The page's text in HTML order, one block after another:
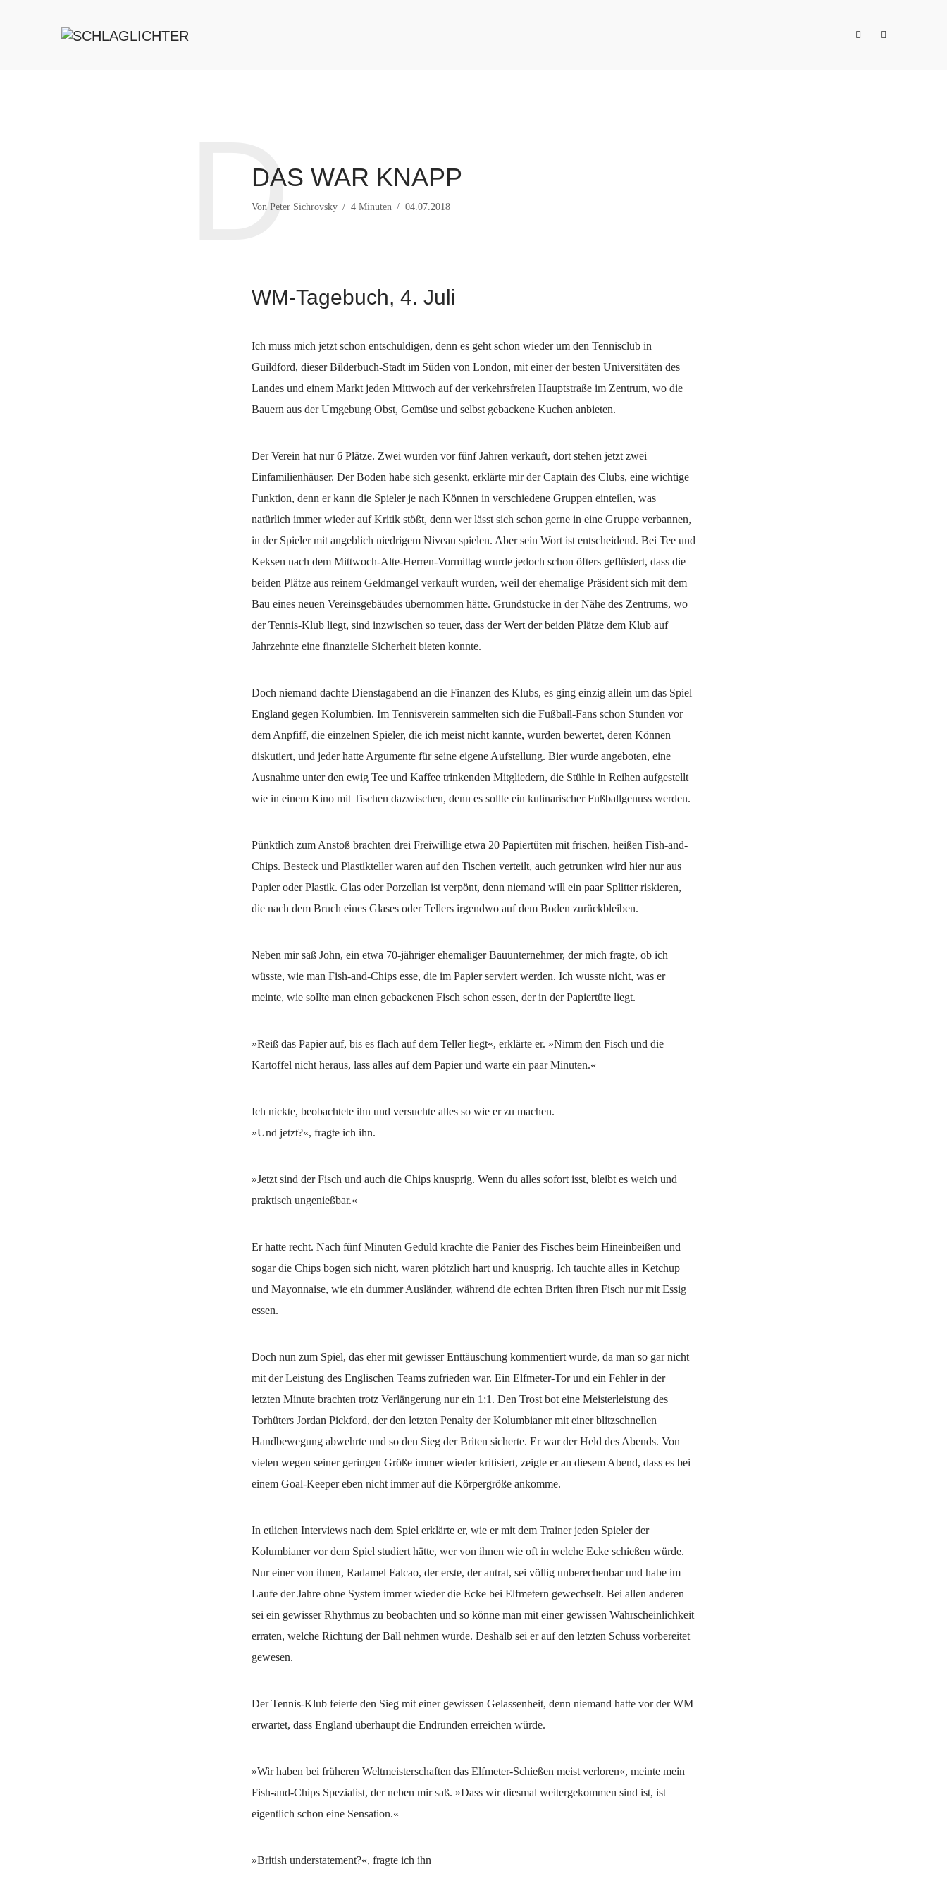
DAS WAR KNAPP
Von Peter Sichrovsky 4 Minuten 04.07.2018
D
WM-Tagebuch, 4. Juli
Ich muss mich jetzt schon entschuldigen, denn es geht schon wieder um den Tennisclub in
Guildford, dieser Bilderbuch-Stadt im Süden von London, mit einer der besten Universitäten des
Landes und einem Markt jeden Mittwoch auf der verkehrsfreien Hauptstraße im Zentrum, wo die
Bauern aus der Umgebung Obst, Gemüse und selbst gebackene Kuchen anbieten.
Der Verein hat nur 6 Plätze. Zwei wurden vor fünf Jahren verkauft, dort stehen jetzt zwei
Einfamilienhäuser. Der Boden habe sich gesenkt, erklärte mir der Captain des Clubs, eine wichtige
Funktion, denn er kann die Spieler je nach Können in verschiedene Gruppen einteilen, was
natürlich immer wieder auf Kritik stößt, denn wer lässt sich schon gerne in eine Gruppe verbannen,
in der Spieler mit angeblich niedrigem Niveau spielen. Aber sein Wort ist entscheidend. Bei Tee und
Keksen nach dem Mittwoch-Alte-Herren-Vormittag wurde jedoch schon öfters geflüstert, dass die
beiden Plätze aus reinem Geldmangel verkauft wurden, weil der ehemalige Präsident sich mit dem
Bau eines neuen Vereinsgebäudes übernommen hätte. Grundstücke in der Nähe des Zentrums, wo
der Tennis-Klub liegt, sind inzwischen so teuer, dass der Wert der beiden Plätze dem Klub auf
Jahrzehnte eine finanzielle Sicherheit bieten konnte.
Doch niemand dachte Dienstagabend an die Finanzen des Klubs, es ging einzig allein um das Spiel
England gegen Kolumbien. Im Tennisverein sammelten sich die Fußball-Fans schon Stunden vor
dem Anpfiff, die einzelnen Spieler, die ich meist nicht kannte, wurden bewertet, deren Können
diskutiert, und jeder hatte Argumente für seine eigene Aufstellung. Bier wurde angeboten, eine
Ausnahme unter den ewig Tee und Kaffee trinkenden Mitgliedern, die Stühle in Reihen aufgestellt
wie in einem Kino mit Tischen dazwischen, denn es sollte ein kulinarischer Fußballgenuss werden.
Pünktlich zum Anstoß brachten drei Freiwillige etwa 20 Papiertüten mit frischen, heißen Fish-and-
Chips. Besteck und Plastikteller waren auf den Tischen verteilt, auch getrunken wird hier nur aus
Papier oder Plastik. Glas oder Porzellan ist verpönt, denn niemand will ein paar Splitter riskieren,
die nach dem Bruch eines Glases oder Tellers irgendwo auf dem Boden zurückbleiben.
Neben mir saß John, ein etwa 70-jähriger ehemaliger Bauunternehmer, der mich fragte, ob ich
wüsste, wie man Fish-and-Chips esse, die im Papier serviert werden. Ich wusste nicht, was er
meinte, wie sollte man einen gebackenen Fisch schon essen, der in der Papiertüte liegt.
»Reiß das Papier auf, bis es flach auf dem Teller liegt«, erklärte er. »Nimm den Fisch und die
Kartoffel nicht heraus, lass alles auf dem Papier und warte ein paar Minuten.«
Ich nickte, beobachtete ihn und versuchte alles so wie er zu machen.
»Und jetzt?«, fragte ich ihn.
»Jetzt sind der Fisch und auch die Chips knusprig. Wenn du alles sofort isst, bleibt es weich und
praktisch ungenießbar.«
Er hatte recht. Nach fünf Minuten Geduld krachte die Panier des Fisches beim Hineinbeißen und
sogar die Chips bogen sich nicht, waren plötzlich hart und knusprig. Ich tauchte alles in Ketchup
und Mayonnaise, wie ein dummer Ausländer, während die echten Briten ihren Fisch nur mit Essig
essen.
Doch nun zum Spiel, das eher mit gewisser Enttäuschung kommentiert wurde, da man so gar nicht
mit der Leistung des Englischen Teams zufrieden war. Ein Elfmeter-Tor und ein Fehler in der
letzten Minute brachten trotz Verlängerung nur ein 1:1. Den Trost bot eine Meisterleistung des
Torhüters Jordan Pickford, der den letzten Penalty der Kolumbianer mit einer blitzschnellen
Handbewegung abwehrte und so den Sieg der Briten sicherte. Er war der Held des Abends. Von
vielen wegen seiner geringen Größe immer wieder kritisiert, zeigte er an diesem Abend, dass es bei
einem Goal-Keeper eben nicht immer auf die Körpergröße ankomme.
In etlichen Interviews nach dem Spiel erklärte er, wie er mit dem Trainer jeden Spieler der
Kolumbianer vor dem Spiel studiert hätte, wer von ihnen wie oft in welche Ecke schießen würde.
Nur einer von ihnen, Radamel Falcao, der erste, der antrat, sei völlig unberechenbar und habe im
Laufe der Jahre ohne System immer wieder die Ecke bei Elfmetern gewechselt. Bei allen anderen
sei ein gewisser Rhythmus zu beobachten und so könne man mit einer gewissen Wahrscheinlichkeit
erraten, welche Richtung der Ball nehmen würde. Deshalb sei er auf den letzten Schuss vorbereitet
gewesen.
Der Tennis-Klub feierte den Sieg mit einer gewissen Gelassenheit, denn niemand hatte vor der WM
erwartet, dass England überhaupt die Endrunden erreichen würde.
»Wir haben bei früheren Weltmeisterschaften das Elfmeter-Schießen meist verloren«, meinte mein
Fish-and-Chips Spezialist, der neben mir saß. »Dass wir diesmal weitergekommen sind ist, ist
eigentlich schon eine Sensation.«
»British understatement?«, fragte ich ihn